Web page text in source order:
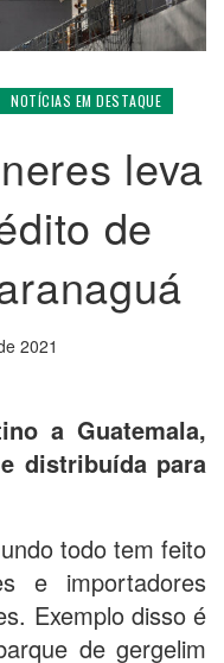
NOTÍCIAS EM DESTAQUE
leva
de
2021
a Guatemala,
distribuída para
todo tem feito
e importadores
Exemplo disso é
de gergelim